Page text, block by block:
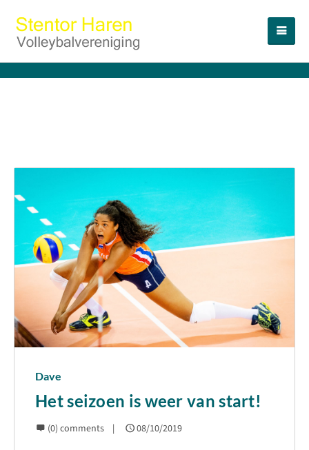
Dave
Het seizoen is weer van start!
(0) comments 08/10/2019